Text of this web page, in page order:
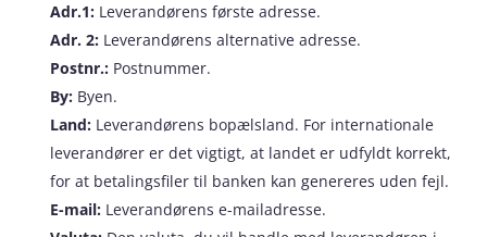
Adr.1: Leverandørens første adresse.
Adr. 2: Leverandørens alternative adresse.
Postnr.: Postnummer.
By: Byen.
Land: Leverandørens bopælsland. For internationale
leverandører er det vigtigt, at landet er udfyldt korrekt,
for at betalingsfiler til banken kan genereres uden fejl.
E-mail: Leverandørens e-mailadresse.